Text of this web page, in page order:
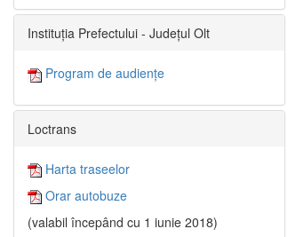
Instituția Prefectului - Județul Olt
Program de audiențe
Loctrans
Harta traseelor
Orar autobuze
(valabil începând cu 1 iunie 2018)